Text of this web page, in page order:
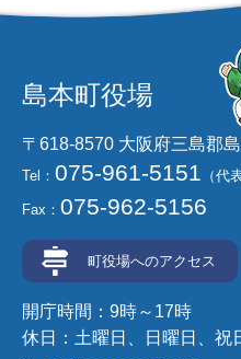
島本町役場
〒618-8570 大阪府三島郡
Tel： 075-961-5151 （代
Fax： 075-962-5156
町役場へのアクセス
開庁時間：9時～17時
休日：土曜日、日曜日、祝